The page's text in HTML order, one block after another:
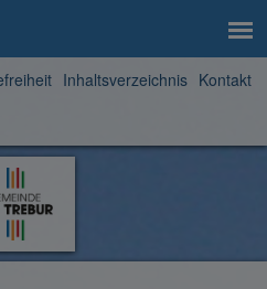
Inhaltsverzeichnis Kontakt
Zur
Startseite